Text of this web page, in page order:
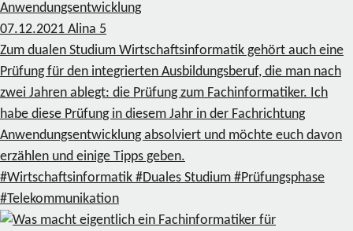
Anwendungsentwicklung
07.12.2021 Alina 5
Zum dualen Studium Wirtschaftsinformatik gehört auch eine
Prüfung für den integrierten Ausbildungsberuf, die man nach
zwei Jahren ablegt: die Prüfung zum Fachinformatiker. Ich
habe diese Prüfung in diesem Jahr in der Fachrichtung
Anwendungsentwicklung absolviert und möchte euch davon
erzählen und einige Tipps geben.
#Wirtschaftsinformatik #Duales Studium #Prüfungsphase
#Telekommunikation